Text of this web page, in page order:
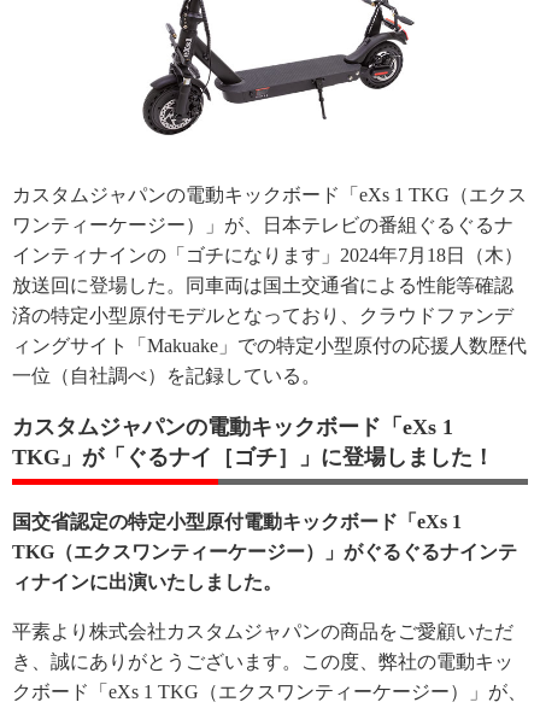
カスタムジャパンの電動キックボード「eXs 1 TKG（エクス
ワンティーケージー）」が、日本テレビの番組ぐるぐるナ
インティナインの「ゴチになります」2024年7月18日（木）
放送回に登場した。同車両は国土交通省による性能等確認
済の特定小型原付モデルとなっており、クラウドファンデ
ィングサイト「Makuake」での特定小型原付の応援人数歴代
一位（自社調べ）を記録している。
カスタムジャパンの電動キックボード「eXs 1
TKG」が「ぐるナイ［ゴチ］」に登場しました！
国交省認定の特定小型原付電動キックボード「eXs 1
TKG（エクスワンティーケージー）」がぐるぐるナインテ
ィナインに出演いたしました。
平素より株式会社カスタムジャパンの商品をご愛顧いただ
き、誠にありがとうございます。この度、弊社の電動キッ
クボード「eXs 1 TKG（エクスワンティーケージー）」が、